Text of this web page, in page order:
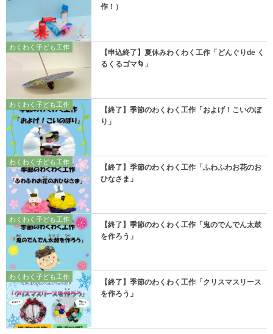
作！）
わくわく子ども工作
【申込終了】夏休みわくわく工作「どんぐりde く
るくるゴマ🌀」
わくわく子ども工作
【終了】季節のわくわく工作「およげ！こいのぼ
り」
わくわく子ども工作
【終了】季節のわくわく工作「ふわふわお花のお
ひなさま」
わくわく子ども工作
【終了】季節のわくわく工作「鬼のでんでん太鼓
を作ろう」
わくわく子ども工作
【終了】季節のわくわく工作「クリスマスリース
を作ろう」